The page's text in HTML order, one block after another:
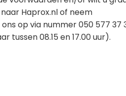
Haprox.nl of neem
op via nummer 050 577 37
tussen 08.15 en 17.00 uur).